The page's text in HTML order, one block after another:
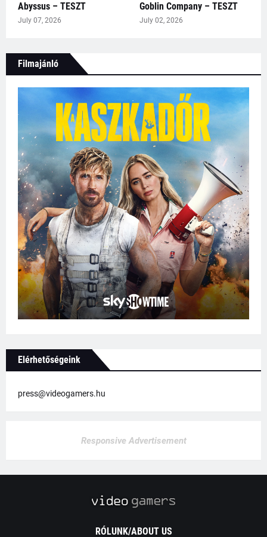
Abyssus – TESZT
July 07, 2026
Goblin Company – TESZT
July 02, 2026
Filmajánló
Elérhetőségeink
press@videogamers.hu
Responsive Advertisement
RÓLUNK/ABOUT US